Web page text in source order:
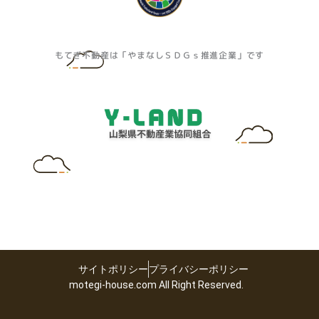
もてぎ不動産は「やまなしＳＤＧｓ推進企業」です
サイトポリシープライバシーポリシー
motegi-house.com All Right Reserved.